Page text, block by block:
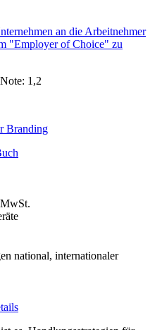
1,2
Branding
national, internationaler